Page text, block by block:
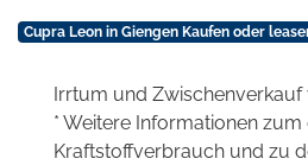
Cupra Leon in Giengen Kaufen oder
Irrtum und Zwischenverkauf
* Weitere Informationen zum
Kraftstoffverbrauch und zu